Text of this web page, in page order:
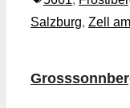
Salzburg, Zell